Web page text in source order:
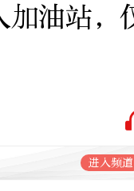
油站，
进入频道